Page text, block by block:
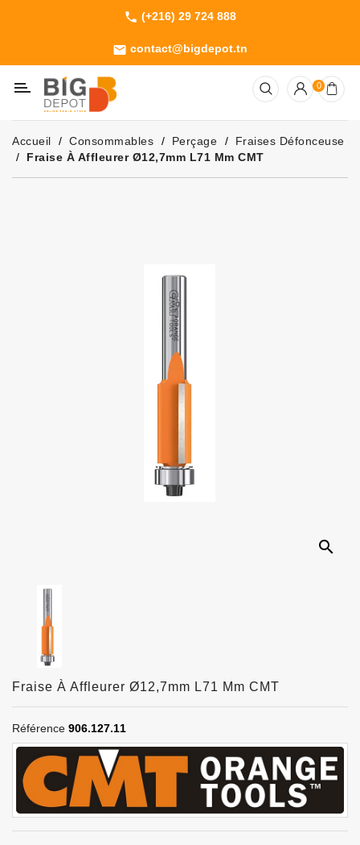
phone (+216) 29 724 888
email contact@bigdepot.tn
Machines
Outillage
Jardinage
Consommables
0
Accueil Consommables Perçage
Fraises Défonceuse
Fraise À Affleurer Ø12,7mm L71 Mm CMT
search
Fraise À Affleurer Ø12,7mm L71 Mm CMT
Référence 906.127.11